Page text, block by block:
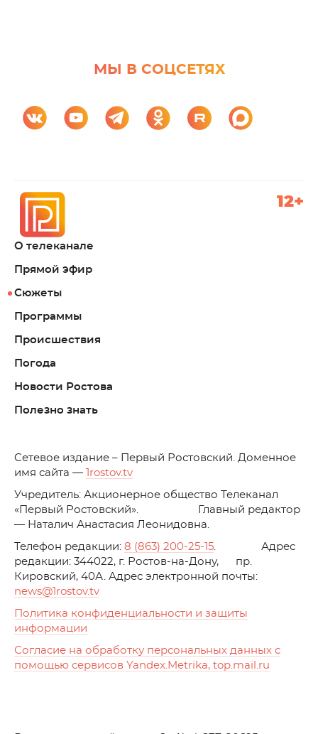
МЫ В СОЦСЕТЯХ
О телеканале
Прямой эфир
Сюжеты
Программы
Происшествия
Погода
Новости Ростова
Полезно знать
12+
Cетевое издание – Первый Ростовский. Доменное
имя сайта —
1rostov.tv
Учредитель: Акционерное общество Телеканал
«Первый Ростовский». Главный редактор
— Наталич Анастасия Леонидовна.
Телефон редакции: 8 (863) 200-25-15. Адрес
редакции: 344022, г. Ростов-на-Дону, пр.
Кировский, 40А. Адрес электронной почты:
news@1rostov.tv
Политика конфиденциальности и защиты
информации
Согласие на обработку персональных данных с
помощью сервисов Yandex.Metrika, top.mail.ru